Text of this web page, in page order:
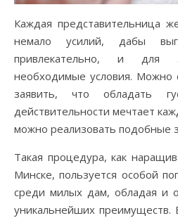
Каждая представительница
немало усилий, дабы
привлекательно, и для
необходимые условия. Можно
заявить, что обладать
действительности мечтает
можно реализовать подобные
Такая процедура, как
Минске, пользуется особой
среди милых дам, обладая и
уникальнейших преимуществ.